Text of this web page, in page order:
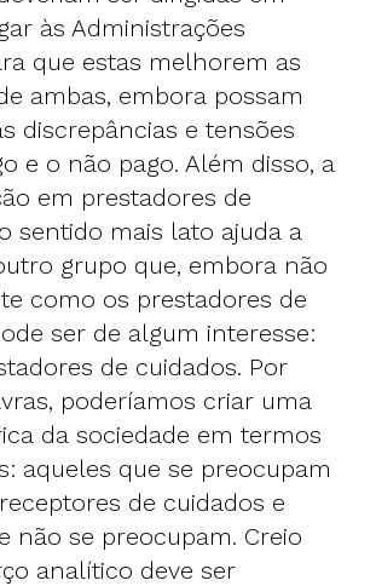
às Administrações
que estas melhorem as
ambas, embora possam
discrepâncias e tensões
e o não pago. Além disso, a
em prestadores de
sentido mais lato ajuda a
grupo que, embora não
como os prestadores de
ser de algum interesse:
de cuidados. Por
poderíamos criar uma
da sociedade em termos
aqueles que se preocupam
de cuidados e
não se preocupam. Creio
analítico deve ser